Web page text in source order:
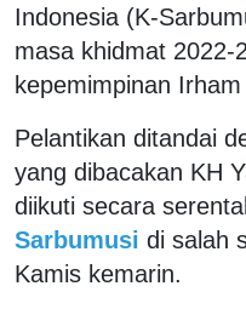
Indonesia (K-
masa khidmat 2022-
kepemimpinan
Pelantikan ditandai
yang dibacakan KH
diikuti secara
Sarbumusi di salah
Kamis kemarin.